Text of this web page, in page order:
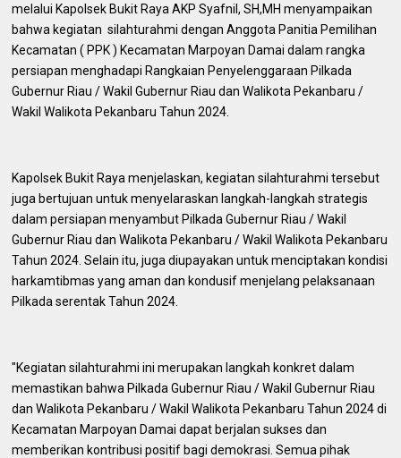
melalui Kapolsek Bukit Raya AKP Syafnil, SH,MH menyampaikan
bahwa kegiatan silahturahmi dengan Anggota Panitia Pemilihan
Kecamatan ( PPK ) Kecamatan Marpoyan Damai dalam rangka
persiapan menghadapi Rangkaian Penyelenggaraan Pilkada
Gubernur Riau / Wakil Gubernur Riau dan Walikota Pekanbaru /
Wakil Walikota Pekanbaru Tahun 2024.
Kapolsek Bukit Raya menjelaskan, kegiatan silahturahmi tersebut
juga bertujuan untuk menyelaraskan langkah-langkah strategis
dalam persiapan menyambut Pilkada Gubernur Riau / Wakil
Gubernur Riau dan Walikota Pekanbaru / Wakil Walikota Pekanbaru
Tahun 2024. Selain itu, juga diupayakan untuk menciptakan kondisi
harkamtibmas yang aman dan kondusif menjelang pelaksanaan
Pilkada serentak Tahun 2024.
"Kegiatan silahturahmi ini merupakan langkah konkret dalam
memastikan bahwa Pilkada Gubernur Riau / Wakil Gubernur Riau
dan Walikota Pekanbaru / Wakil Walikota Pekanbaru Tahun 2024 di
Kecamatan Marpoyan Damai dapat berjalan sukses dan
memberikan kontribusi positif bagi demokrasi. Semua pihak